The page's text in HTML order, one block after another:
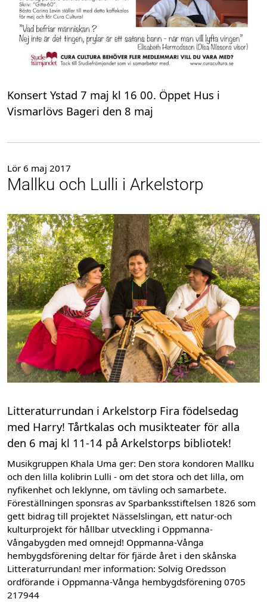
Konsert Ystad 7 maj kl 16 00. Öppet Hus i
Vismarlövs Bageri den 8 maj
Lör 6 maj 2017
Mallku och Lulli i Arkelstorp
Litteraturrundan i Arkelstorp Fira födelsedag
med Harry! Tårtkalas och musikteater för alla
den 6 maj kl 11-14 på Arkelstorps bibliotek!
Musikgruppen Khala Uma ger: Den stora kondoren Mallku
och den lilla kolibrin Lulli - om det stora och det lilla, om
nyfikenhet och leklynne, om tävling och samarbete.
Föreställningen sponsras av Sparbanksstiftelsen 1826 som
gett bidrag till projektet Nässelslingan, ett natur-och
kulturprojekt för hållbar utveckling i Oppmanna-
Vångabygden med omnejd! Oppmanna-Vånga
hembygdsförening deltar för fjärde året i den skånska
Litteraturrundan! mer information: Solvig Oredsson
ordförande i Oppmanna-Vånga hembygdsförening 0705
217944